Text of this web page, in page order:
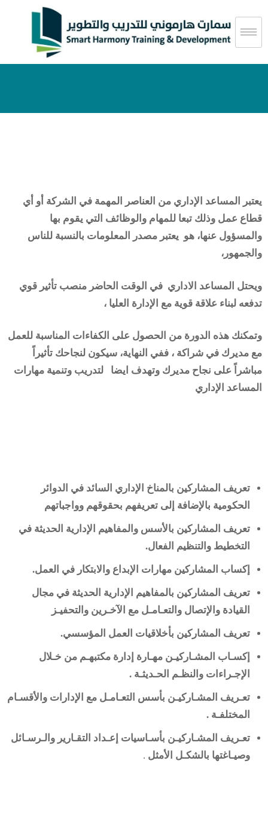
يعتبر المساعد الإداري من العناصر المهمة في الشركة أو أي
قطاع عمل وذلك تبعا للمهام والوظائف التي يقوم بها
والمسؤول عنها، هو يعتبر مصدر المعلومات بالنسبة للناس
والجمهور،
ويحتل المساعد الاداري في الوقت الحاضر منصب تأثير قوي
تدفعه لبناء علاقة قوية مع الإدارة العليا ،
وتمكنك هذه الدورة من الحصول على الكفاءات المناسبة للعمل
مع مديرك في شراكة ، ففي النهاية، سيكون لنجاحك تأثيراً
مباشراً على نجاح مديرك وتهدف ايضا لتدريب وتنمية مهارات
المساعد الإداري
تعريف المشاركين بالمناخ الإداري السائد في الدوائر
الحكومية بالإضافة إلى تعريفهم بحقوقهم وواجباتهم
تعريف المشاركين بالأسس والمفاهيم الإدارية الحديثة في
التخطيط والتنظيم الفعال.
إكساب المشاركين مهارات الإبداع والابتكار في العمل.
تعريف المشاركين بالمفاهيم الإدارية الحديثة في مجال
القيادة والإتصال والتعـامـل مع الآخـرين والتحفيـز
تعريف المشاركين بأخلاقيات العمل المؤسسي.
إكسـاب المشـاركيـن مهـارة إدارة مكتبهـم من خـلال
الإجـراءات والنظـم الحـديثـة .
تعـريف المشـاركيـن بأسس التعـامـل مع الإدارات والأقسـام
المختلفـة .
تعـريف المشـاركيـن بأسـاسيات إعـداد التقـارير والـرسـائل
وصيـاغتها بالشكـل الأمثل .